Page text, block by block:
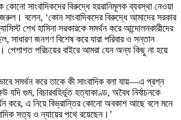
কোনো সাংবাদিকদের বিরুদ্ধে হয়রানিমূলক ব্যবস্থা নেওয়া
বলেন, ‘কোন সাংবাদিকদের বিরুদ্ধে আমাদের সরকার
শেখ হাসিনা সরকারকে সমর্থন করে আন্দোলনকারীদের
সাধারণ জনগণ বিশেষ করে যারা পরিবার ও সন্তান
পেশাগত পরিচয়ের বাইরে আমরা যেন অন্য কিছু না হয়ে
সমর্থন করে তাকে কী সাংবাদিক বলা যায়—এ প্রশ্ন
যদি গুম, বিচারবহির্ভূত হত্যাকাণ্ড, অবৈধ নির্বাচনকে
করে, এ নিয়ে বিভ্রান্তির কোনো অবকাশ আছে বলে মনে
সত্য ও ন্যায়ের পথে রয়েছেন।’